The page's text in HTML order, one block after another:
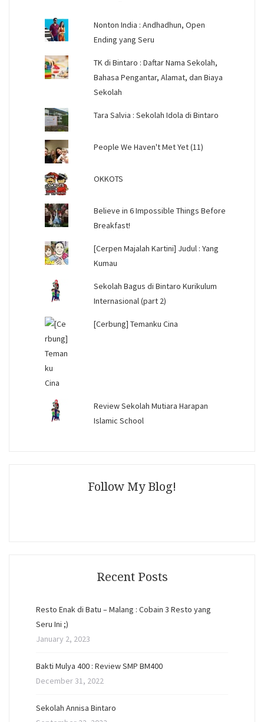
Nonton India : Andhadhun, Open
Ending yang Seru
TK di Bintaro : Daftar Nama Sekolah,
Bahasa Pengantar, Alamat, dan Biaya
Sekolah
Tara Salvia : Sekolah Idola di Bintaro
People We Haven't Met Yet (11)
OKKOTS
Believe in 6 Impossible Things Before
Breakfast!
[Cerpen Majalah Kartini] Judul : Yang
Kumau
Sekolah Bagus di Bintaro Kurikulum
Internasional (part 2)
[Cerbung] Temanku Cina
Review Sekolah Mutiara Harapan
Islamic School
Follow My Blog!
Recent Posts
Resto Enak di Batu – Malang : Cobain 3 Resto yang
Seru Ini ;)
January 2, 2023
Bakti Mulya 400 : Review SMP BM400
December 31, 2022
Sekolah Annisa Bintaro